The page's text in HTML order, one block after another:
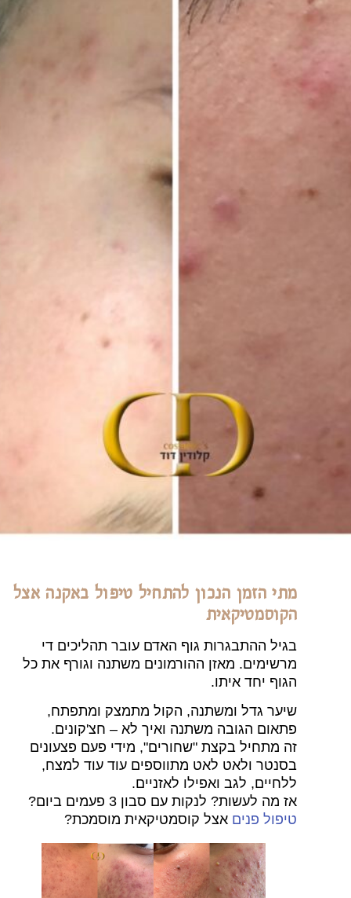
מתי הזמן הנכון להתחיל טיפול באקנה אצל
הקוסמטיקאית
בגיל ההתבגרות גוף האדם עובר תהליכים די
מרשימים. מאזן ההורמונים משתנה וגורף את כל
הגוף יחד איתו.
שיער גדל ומשתנה, הקול מתמצק ומתפתח,
פתאום הגובה משתנה ואיך לא – חצ'קונים.
זה מתחיל בקצת "שחורים", מידי פעם פצעונים
בסנטר ולאט לאט מתווספים עוד עוד למצח,
ללחיים, לגב ואפילו לאזניים.
אז מה לעשות? לנקות עם סבון 3 פעמים ביום?
טיפול פנים אצל קוסמטיקאית מוסמכת?